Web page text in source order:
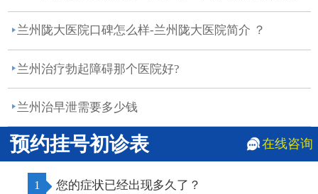
医院...
兰州陇大医院口碑怎么样-兰州陇大医院简介 ？
兰州治疗勃起障碍那个医院好?
兰州治早泄需要多少钱
预约挂号初诊表 在线咨询
1 您的症状已经出现多久了？